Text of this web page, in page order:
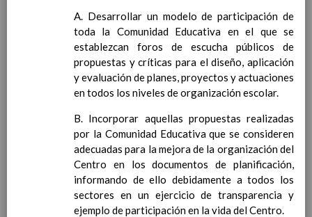
Referentes de la evaluaciÃ³n
Criterios de calificaciÃ³n de las Ã¡reas y de
las competencias clave
ParticipaciÃ³n de las familias en la
evaluaciÃ³n
Las evaluaciones externas
La evaluaciÃ³n del alumnado con necesidad
especÃ­fica de apoyo educativo
Las sesiones de evaluaciÃ³n. Actas
Procedimiento para la informaciÃ³n a las
familias sobre los procesos de evaluaciÃ³n
Criterios de promociÃ³n del alumnado
Procedimiento para tomar en consideraciÃ³n
A. Desarrollar un modelo de participación de
toda la Comunidad Educativa en el que se
establezcan foros de escucha públicos de
propuestas y críticas para el diseño, aplicación
y evaluación de planes, proyectos y actuaciones
en todos los niveles de organización escolar.
B. Incorporar aquellas propuestas realizadas
por la Comunidad Educativa que se consideren
adecuadas para la mejora de la organización del
Centro en los documentos de planificación,
informando de ello debidamente a todos los
sectores en un ejercicio de transparencia y
ejemplo de participación en la vida del Centro.